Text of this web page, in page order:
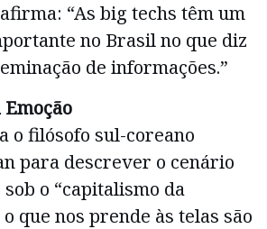
“As big techs têm um
no Brasil no que diz
de informações.”
o filósofo sul-coreano
para descrever o cenário
o “capitalismo da
o que nos prende às telas são